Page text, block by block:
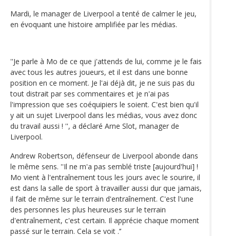
Mardi, le manager de Liverpool a tenté de calmer le jeu,
en évoquant une histoire amplifiée par les médias.
''Je parle à Mo de ce que j'attends de lui, comme je le fais
avec tous les autres joueurs, et il est dans une bonne
position en ce moment. Je l'ai déjà dit, je ne suis pas du
tout distrait par ses commentaires et je n'ai pas
l'impression que ses coéquipiers le soient. C'est bien qu'il
y ait un sujet Liverpool dans les médias, vous avez donc
du travail aussi ! '', a déclaré Arne Slot, manager de
Liverpool.
Andrew Robertson, défenseur de Liverpool abonde dans
le même sens. ''Il ne m'a pas semblé triste [aujourd'hui] !
Mo vient à l'entraînement tous les jours avec le sourire, il
est dans la salle de sport à travailler aussi dur que jamais,
il fait de même sur le terrain d'entraînement. C'est l'une
des personnes les plus heureuses sur le terrain
d'entraînement, c'est certain. Il apprécie chaque moment
passé sur le terrain. Cela se voit .’’